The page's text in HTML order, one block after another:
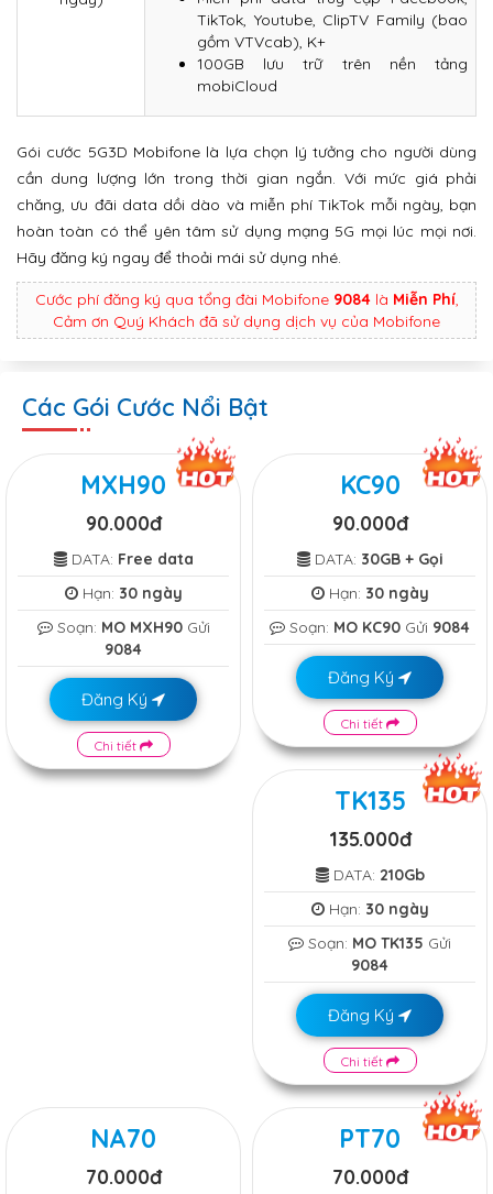
TikTok, Youtube, ClipTV Family (bao
gồm VTVcab), K+
100GB lưu trữ trên nền tảng
mobiCloud
Gói cước 5G3D Mobifone là lựa chọn lý tưởng cho người dùng
cần dung lượng lớn trong thời gian ngắn. Với mức giá phải
chăng, ưu đãi data dồi dào và miễn phí TikTok mỗi ngày, bạn
hoàn toàn có thể yên tâm sử dụng mạng 5G mọi lúc mọi nơi.
Hãy đăng ký ngay để thoải mái sử dụng nhé.
Cước phí đăng ký qua tổng đài Mobifone 9084là Miễn Phí,
Cảm ơn Quý Khách đã sử dụng dịch vụ của Mobifone
Các Gói Cước Nổi Bật
MXH90
90.000đ
DATA: Free data
Hạn: 30 ngày
Soạn: MO MXH90Gửi
9084
Đăng Ký
Chi tiết
KC90
90.000đ
DATA: 30GB + Gọi
Hạn: 30 ngày
Soạn: MO KC90 Gửi 9084
Đăng Ký
Chi tiết
TK135
135.000đ
DATA: 210Gb
Hạn: 30 ngày
Soạn: MO TK135 Gửi
9084
Đăng Ký
Chi tiết
NA70
70.000đ
PT70
70.000đ